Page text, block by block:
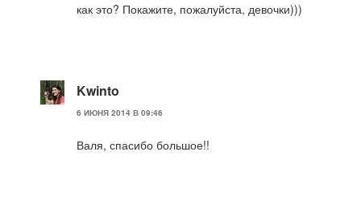
как это? Покажите, пожалуйста, девочки)))
Kwinto
6 ИЮНЯ 2014 В 09:46
Валя, спасибо большое!!